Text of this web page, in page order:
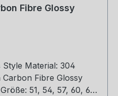
Fibre Glossy
Material: 304
Fibre Glossy
51, 54, 57, 60, 63,